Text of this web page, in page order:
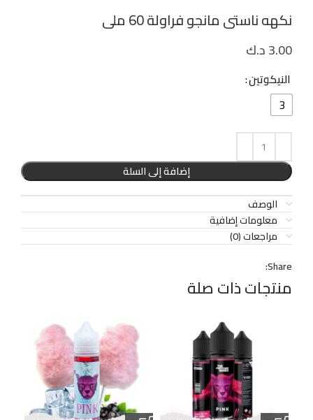
نكهه ناستى مانجو فراولة 60 ملى
3.00د.ك
النيكوتين
3
إضافة إلى السلة
الوصف
معلومات إضافية
مراجعات (0)
Share:
منتجات ذات صلة